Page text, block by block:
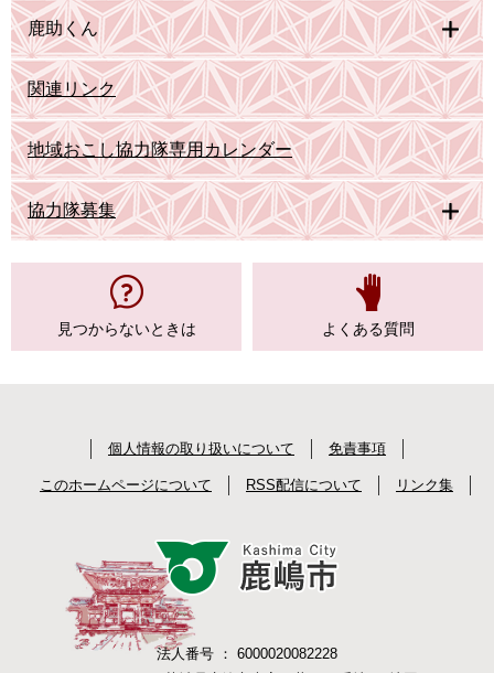
鹿助くん
関連リンク
地域おこし協力隊専用カレンダー
協力隊募集
見つからないときは よくある質問
個人情報の取り扱いについて 免責事項
このホームページについて RSS配信について リンク集
法人番号 ： 6000020082228